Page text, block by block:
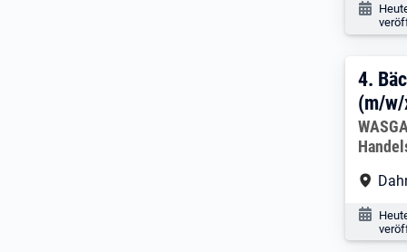
4.
4.
(m/